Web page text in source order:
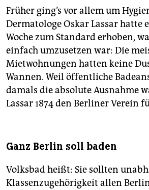
Früher ging’s vor allem um
Dermatologe Oskar Lassar hatte
Woche zum Standard erhoben,
einfach umzusetzen war: Die
Mietwohnungen hatten keine
Wannen. Weil öffentliche
damals die absolute Ausnahme
Lassar 1874 den Berliner Verein
Ganz Berlin soll baden
Volksbad heißt: Sie sollten
Klassenzugehörigkeit allen